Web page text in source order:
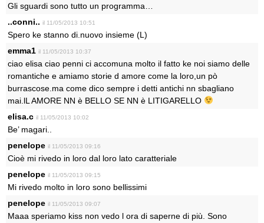
Gli sguardi sono tutto un programma…
..conni.. il 11/05/2013 10:51
Spero ke stanno di.nuovo insieme (L)
emma1 il 11/05/2013 10:37
ciao elisa ciao penni ci accomuna molto il fatto ke noi siamo delle
romantiche e amiamo storie d amore come la loro,un pò
burrascose.ma come dico sempre i detti antichi nn sbagliano
mai.lL AMORE NN è BELLO SE NN è LITIGARELLO
elisa.c il 11/05/2013 10:02
Be’ magari..
penelope il 11/05/2013 09:16
Cioè mi rivedo in loro dal loro lato caratteriale
penelope il 11/05/2013 09:15
Mi rivedo molto in loro sono bellissimi
penelope il 11/05/2013 09:07
Maaa speriamo kiss non vedo l ora di saperne di più. Sono